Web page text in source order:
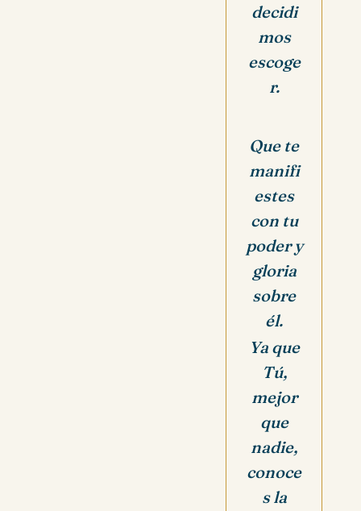
decidi
mos
escoge
r.
Que te
manifi
estes
con tu
poder y
gloria
sobre
él.
Ya que
Tú,
mejor
que
nadie,
conoce
s la